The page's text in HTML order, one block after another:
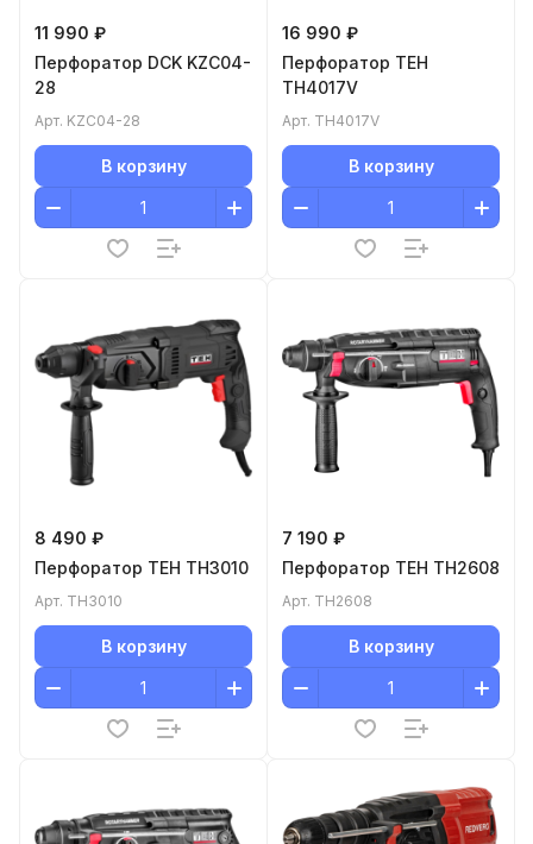
11 990 ₽
Перфоратор DCK KZC04-
28
Арт. KZC04-28
В корзину
16 990 ₽
Перфоратор TEH
TH4017V
Арт. TH4017V
В корзину
8 490 ₽
Перфоратор TEH TH3010
Арт. TH3010
В корзину
7 190 ₽
Перфоратор TEH TH2608
Арт. TH2608
В корзину